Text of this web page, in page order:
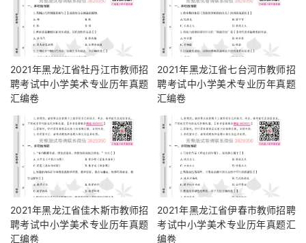
2021年黑龙江省牡丹江市教师招
聘考试中小学美术专业历年真题
汇编卷
2021年黑龙江省七台河市教师招
聘考试中小学美术专业历年真题
汇编卷
2021年黑龙江省佳木斯市教师招
聘考试中小学美术专业历年真题
汇编卷
2021年黑龙江省伊春市教师招聘
考试中小学美术专业历年真题汇
编卷